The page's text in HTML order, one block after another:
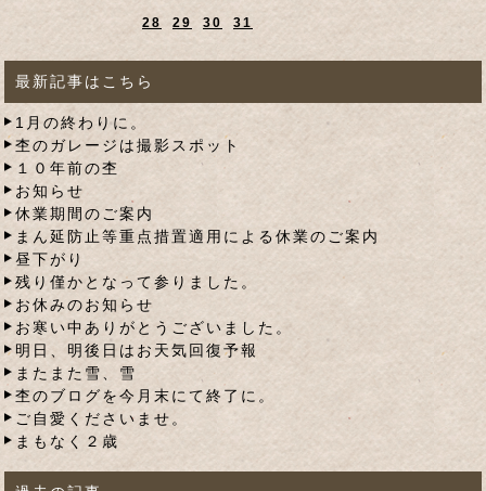
28 29 30 31
最新記事はこちら
1月の終わりに。
杢のガレージは撮影スポット
１０年前の杢
お知らせ
休業期間のご案内
まん延防止等重点措置適用による休業のご案内
昼下がり
残り僅かとなって参りました。
お休みのお知らせ
お寒い中ありがとうございました。
明日、明後日はお天気回復予報
またまた雪、雪
杢のブログを今月末にて終了に。
ご自愛くださいませ。
まもなく２歳